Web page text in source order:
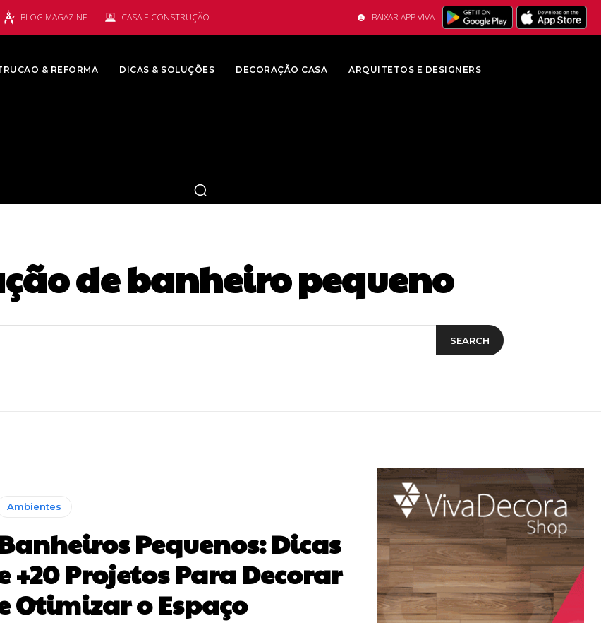
BLOG MAGAZINE CASA E CONSTRUÇÃO BAIXAR APP VIVA
& REFORMA DICAS & SOLUÇÕES DECORAÇÃO CASA ARQUITETOS E DESIGNERS
de banheiro pequeno
SEARCH
Ambientes
Pequenos: Dicas
+20 Projetos Para Decorar
Otimizar o Espaço